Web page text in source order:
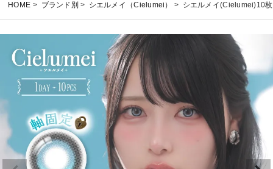
HOME ブランド別 シエルメイ（Cielumei） シエルメイ(Cielumei)10